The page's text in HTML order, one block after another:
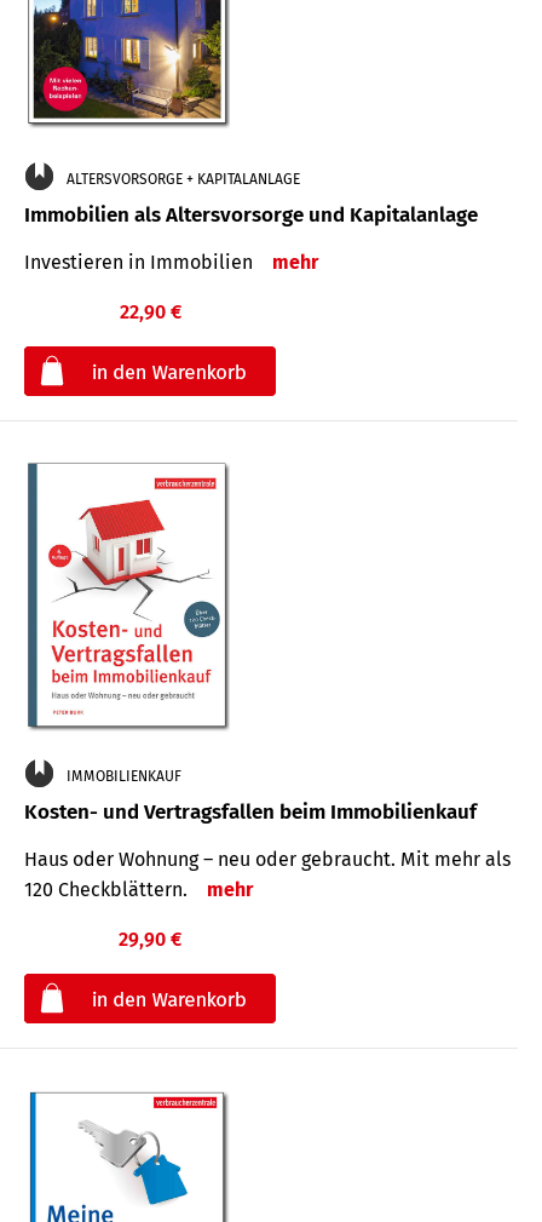
ALTERSVORSORGE + KAPITALANLAGE
Immobilien als Altersvorsorge und Kapitalanlage
Investieren in Immobilien mehr
22,90 €
IMMOBILIENKAUF
Kosten- und Vertragsfallen beim Immobilienkauf
Haus oder Wohnung – neu oder gebraucht. Mit mehr als
120 Check­blättern.
mehr
29,90 €